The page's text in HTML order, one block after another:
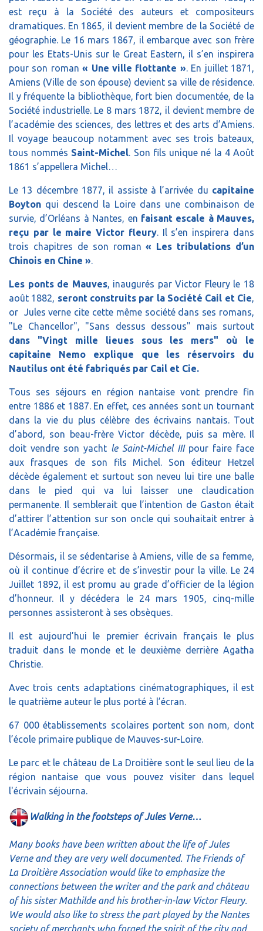
est reçu à la Société des auteurs et compositeurs
dramatiques. En 1865, il devient membre de la Société de
géographie. Le 16 mars 1867, il embarque avec son frère
pour les Etats-Unis sur le Great Eastern, il s’en inspirera
pour son roman« Une ville flottante ». En juillet 1871,
Amiens (Ville de son épouse) devient sa ville de résidence.
Il y fréquente la bibliothèque, fort bien documentée, de la
Société industrielle. Le 8 mars 1872, il devient membre de
l’académie des sciences, des lettres et des arts d’Amiens.
Il voyage beaucoup notamment avec ses trois bateaux,
tous nommés Saint-Michel. Son fils unique né la 4 Août
1861 s’appellera Michel…
Le 13 décembre 1877, il assiste à l’arrivée du capitaine
Boyton qui descend la Loire dans une combinaison de
survie, d’Orléans à Nantes, en faisant escale à Mauves,
reçu par le maire Victor fleury. Il s’en inspirera dans
trois chapitres de son roman« Les tribulations d’un
Chinois en Chine ».
Les ponts de Mauves, inaugurés par Victor Fleury le 18
août 1882, seront construits par la Société Cail et Cie,
or Jules verne cite cette même société dans ses romans,
"Le Chancellor", "Sans dessus dessous" mais surtout
dans "Vingt mille lieues sous les mers" où le
capitaine Nemo explique que les réservoirs du
Nautilus ont été fabriqués par Cail et Cie.
Tous ses séjours en région nantaise vont prendre fin
entre 1886 et 1887. En effet, ces années sont un tournant
dans la vie du plus célèbre des écrivains nantais. Tout
d’abord, son beau-frère Victor décède, puis sa mère. Il
doit vendre son yacht le Saint-Michel IIIpour faire face
aux frasques de son fils Michel. Son éditeur Hetzel
décède également et surtout son neveu lui tire une balle
dans le pied qui va lui laisser une claudication
permanente. Il semblerait que l’intention de Gaston était
d’attirer l’attention sur son oncle qui souhaitait entrer à
l’Académie française.
Désormais, il se sédentarise à Amiens, ville de sa femme,
où il continue d’écrire et de s’investir pour la ville. Le 24
Juillet 1892, il est promu au grade d’officier de la légion
d’honneur. Il y décédera le 24 mars 1905, cinq-mille
personnes assisteront à ses obsèques.
Il est aujourd’hui le premier écrivain français le plus
traduit dans le monde et le deuxième derrière Agatha
Christie.
Avec trois cents adaptations cinématographiques, il est
le quatrième auteur le plus porté à l’écran.
67 000 établissements scolaires portent son nom, dont
l’école primaire publique de Mauves-sur-Loire.
Le parc et le château de La Droitière sont le seul lieu de la
région nantaise que vous pouvez visiter dans lequel
l'écrivain séjourna.
Walking in the footsteps of Jules Verne…
Many books have been written about the life of Jules
Verne and they are very well documented. The Friends of
La Droitière Association would like to emphasize the
connections between the writer and the park and château
of his sister Mathilde and his brother-in-law Victor Fleury.
We would also like to stress the part played by the Nantes
society of merchants who forged the spirit of the city and,